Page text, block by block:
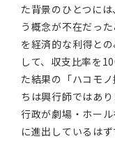
た背景のひとつに
う概念が不在だっ
を経済的な利得と
して、収支比率を
た結果の「ハコモ
ちは興行師ではあ
行政が劇場・ホー
に進出しているは